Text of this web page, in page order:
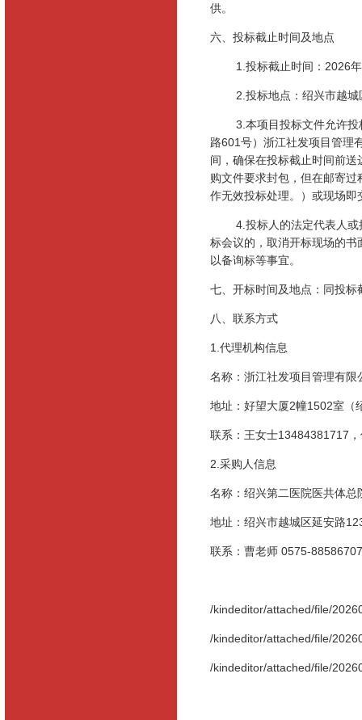
供。
六、投标截止时间及地点
1.投标截止时间： 2026年
2.投标地点：绍兴市越
3.本项目投标文件允许
路601号）浙江社发项目管理
间，确保在投标截止时间前
购文件要求封包，但在邮寄
作无效投标处理。）或现场即
4.投标人的法定代表人
标会议的，取消开标现场的
以备询标等事宜。
七、开标时间及地点：同投标
八、联系方式
1.代理机构信息
名称：浙江社发项目管理有限
地址：好望大厦2幢1502室（
联系：王女士13484381717
2.采购人信息
名称：绍兴第二医院医共体总
地址：绍兴市越城区延安路
联系：曹老师 0575-88586707
/kindeditor/attached/file/
/kindeditor/attached/file/
/kindeditor/attached/file/